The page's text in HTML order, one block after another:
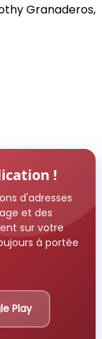
Granaderos,
!
d'adresses
et des
sur votre
à portée
Play